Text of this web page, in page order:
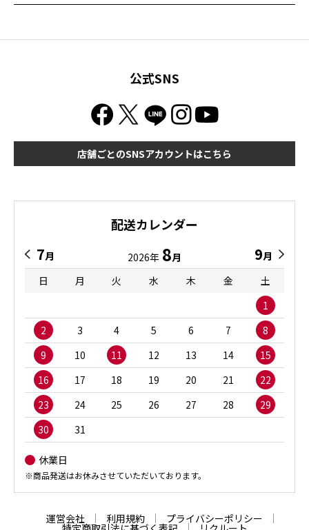
公式SNS
店舗ごとのSNSアカウントはこちら
配送カレンダー
7月 2026年 8月 9月
日
月 火 水 木 金
土
1
2
3 4 5 6 7
8
9
10 11 12 13 14
15
16
17 18 19 20 21
22
23
24 25 26 27 28
29
30
31
休業日
※商品発送はお休みさせていただいております。
運営会社 利用規約 プライバシーポリシー